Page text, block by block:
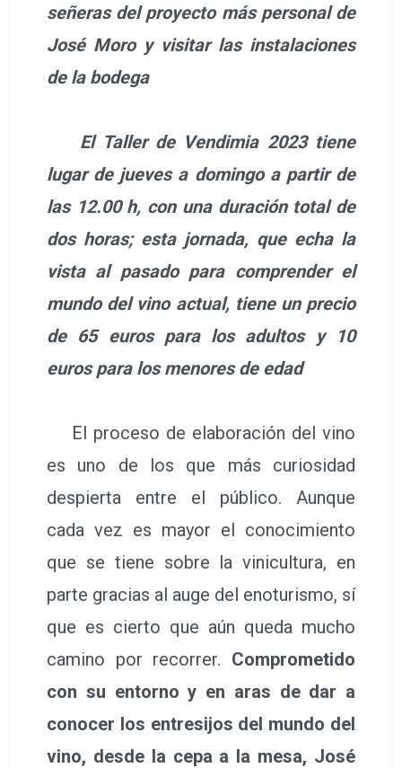
señeras del proyecto más personal de
José Moro y visitar las instalaciones
de la bodega
El Taller de Vendimia 2023 tiene
lugar de jueves a domingo a partir de
las 12.00 h, con una duración total de
dos horas; esta jornada, que echa la
vista al pasado para comprender el
mundo del vino actual, tiene un precio
de 65 euros para los adultos y 10
euros para los menores de edad
El proceso de elaboración del vino
es uno de los que más curiosidad
despierta entre el público. Aunque
cada vez es mayor el conocimiento
que se tiene sobre la vinicultura, en
parte gracias al auge del enoturismo, sí
que es cierto que aún queda mucho
camino por recorrer. Comprometido
con su entorno y en aras de dar a
conocer los entresijos del mundo del
vino, desde la cepa a la mesa, José